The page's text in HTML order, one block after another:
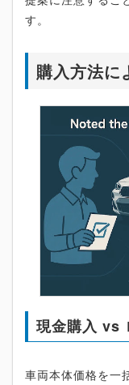
す。
購入方法に
現金購入 vs
車両本体価格を一